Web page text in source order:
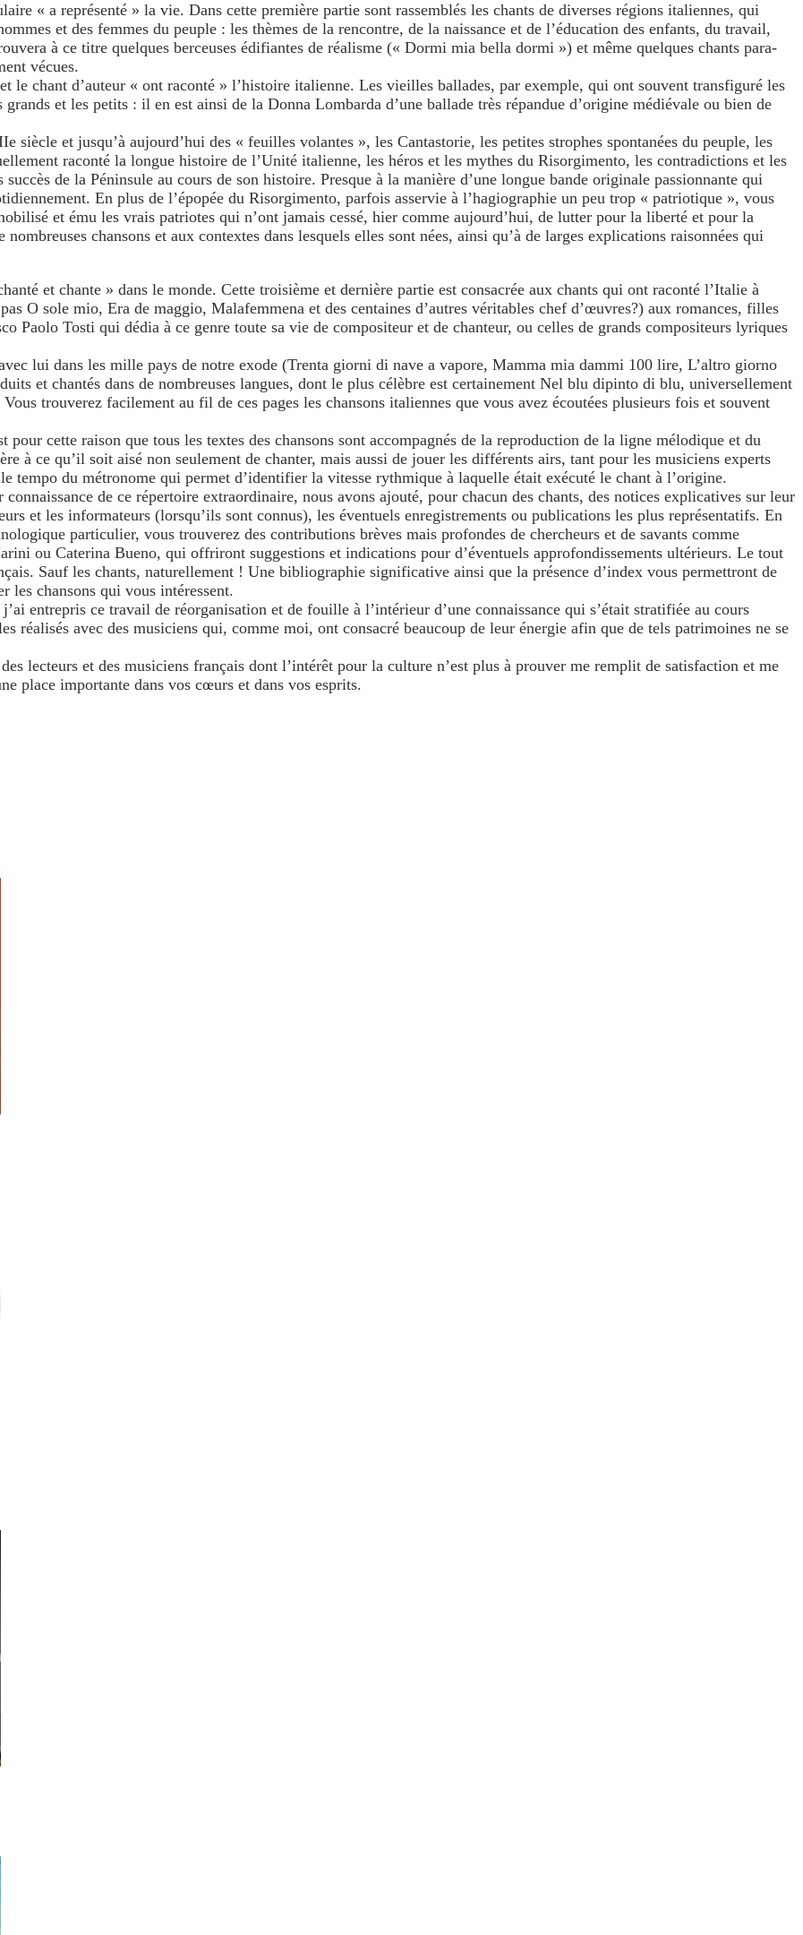
« a représenté » la vie. Dans cette première partie sont rassemblés les chants de diverses régions italiennes, qui
et des femmes du peuple : les thèmes de la rencontre, de la naissance et de l’éducation des enfants, du travail,
à ce titre quelques berceuses édifiantes de réalisme (« Dormi mia bella dormi ») et même quelques chants para-
vécues.
le chant d’auteur « ont raconté » l’histoire italienne. Les vieilles ballades, par exemple, qui ont souvent transfiguré les
et les petits : il en est ainsi de la Donna Lombarda d’une ballade très répandue d’origine médiévale ou bien de
et jusqu’à aujourd’hui des « feuilles volantes », les Cantastorie, les petites strophes spontanées du peuple, les
raconté la longue histoire de l’Unité italienne, les héros et les mythes du Risorgimento, les contradictions et les
de la Péninsule au cours de son histoire. Presque à la manière d’une longue bande originale passionnante qui
En plus de l’épopée du Risorgimento, parfois asservie à l’hagiographie un peu trop « patriotique », vous
et ému les vrais patriotes qui n’ont jamais cessé, hier comme aujourd’hui, de lutter pour la liberté et pour la
chansons et aux contextes dans lesquels elles sont nées, ainsi qu’à de larges explications raisonnées qui
et chante » dans le monde. Cette troisième et dernière partie est consacrée aux chants qui ont raconté l’Italie à
O sole mio, Era de maggio, Malafemmena et des centaines d’autres véritables chef d’œuvres?) aux romances, filles
Paolo Tosti qui dédia à ce genre toute sa vie de compositeur et de chanteur, ou celles de grands compositeurs lyriques
lui dans les mille pays de notre exode (Trenta giorni di nave a vapore, Mamma mia dammi 100 lire, L’altro giorno
et chantés dans de nombreuses langues, dont le plus célèbre est certainement Nel blu dipinto di blu, universellement
trouverez facilement au fil de ces pages les chansons italiennes que vous avez écoutées plusieurs fois et souvent
cette raison que tous les textes des chansons sont accompagnés de la reproduction de la ligne mélodique et du
à ce qu’il soit aisé non seulement de chanter, mais aussi de jouer les différents airs, tant pour les musiciens experts
tempo du métronome qui permet d’identifier la vitesse rythmique à laquelle était exécuté le chant à l’origine.
de ce répertoire extraordinaire, nous avons ajouté, pour chacun des chants, des notices explicatives sur leur
et les informateurs (lorsqu’ils sont connus), les éventuels enregistrements ou publications les plus représentatifs. En
particulier, vous trouverez des contributions brèves mais profondes de chercheurs et de savants comme
ou Caterina Bueno, qui offriront suggestions et indications pour d’éventuels approfondissements ultérieurs. Le tout
Sauf les chants, naturellement ! Une bibliographie significative ainsi que la présence d’index vous permettront de
les chansons qui vous intéressent.
entrepris ce travail de réorganisation et de fouille à l’intérieur d’une connaissance qui s’était stratifiée au cours
réalisés avec des musiciens qui, comme moi, ont consacré beaucoup de leur énergie afin que de tels patrimoines ne se
lecteurs et des musiciens français dont l’intérêt pour la culture n’est plus à prouver me remplit de satisfaction et me
place importante dans vos cœurs et dans vos esprits.